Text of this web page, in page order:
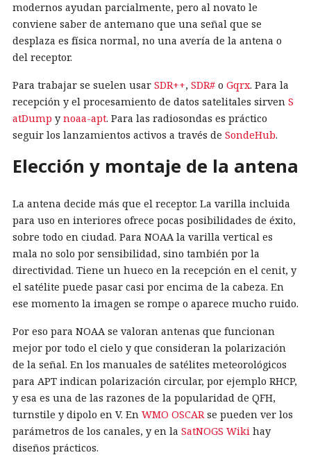
modernos ayudan parcialmente, pero al novato le
conviene saber de antemano que una señal que se
desplaza es física normal, no una avería de la antena o
del receptor.
Para trabajar se suelen usar SDR++, SDR# o Gqrx. Para la
recepción y el procesamiento de datos satelitales sirven S
atDump y noaa-apt. Para las radiosondas es práctico
seguir los lanzamientos activos a través de SondeHub.
Elección y montaje de la antena
La antena decide más que el receptor. La varilla incluida
para uso en interiores ofrece pocas posibilidades de éxito,
sobre todo en ciudad. Para NOAA la varilla vertical es
mala no solo por sensibilidad, sino también por la
directividad. Tiene un hueco en la recepción en el cenit, y
el satélite puede pasar casi por encima de la cabeza. En
ese momento la imagen se rompe o aparece mucho ruido.
Por eso para NOAA se valoran antenas que funcionan
mejor por todo el cielo y que consideran la polarización
de la señal. En los manuales de satélites meteorológicos
para APT indican polarización circular, por ejemplo RHCP,
y esa es una de las razones de la popularidad de QFH,
turnstile y dipolo en V. En WMO OSCAR se pueden ver los
parámetros de los canales, y en la SatNOGS Wiki hay
diseños prácticos.